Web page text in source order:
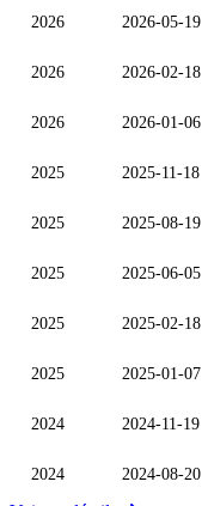
2026 2026-05-19
2026 2026-02-18
2026 2026-01-06
2025 2025-11-18
2025 2025-08-19
2025 2025-06-05
2025 2025-02-18
2025 2025-01-07
2024 2024-11-19
2024 2024-08-20